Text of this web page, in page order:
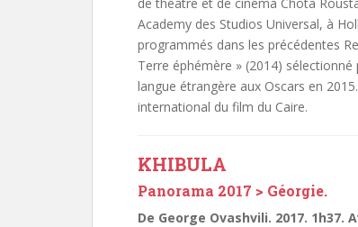
Academy des Studios Universal, à
programmés dans les précédentes
Terre éphémère » (2014)
langue étrangère aux Oscars en
international du film du Caire.
KHIBULA
Panorama 2017 > Géorgie.
De George Ovashvili. 2017. 1h37.